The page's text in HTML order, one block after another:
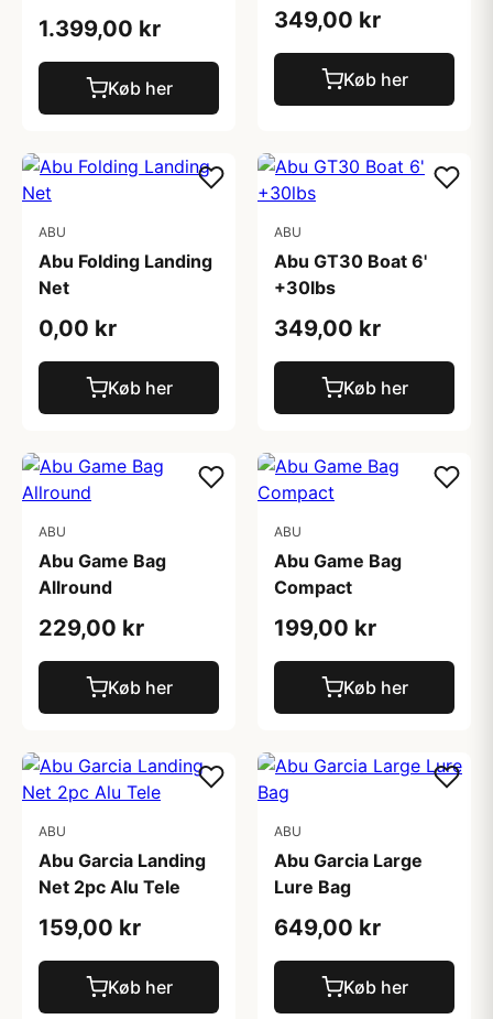
1.399,00 kr
Køb her
349,00 kr
Køb her
ABU
Abu Folding Landing
Net
0,00 kr
Køb her
ABU
Abu GT30 Boat 6'
+30lbs
349,00 kr
Køb her
ABU
Abu Game Bag
Allround
229,00 kr
Køb her
ABU
Abu Game Bag
Compact
199,00 kr
Køb her
ABU
Abu Garcia Landing
Net 2pc Alu Tele
159,00 kr
Køb her
ABU
Abu Garcia Large
Lure Bag
649,00 kr
Køb her